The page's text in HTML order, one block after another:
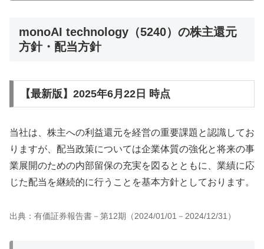
monoAI technology（5240）の株主還元
方針・配当方針
【最新版】2025年6月22日 時点
当社は、株主への利益還元を経営の重要課題と認識してお
りますが、配当政策については企業体質の強化と将来の事
業展開のための内部留保の充実を図るとともに、業績に応
じた配当を継続的に行うことを基本方針としております。
出典：有価証券報告書－第12期（2024/01/01－2024/12/31）